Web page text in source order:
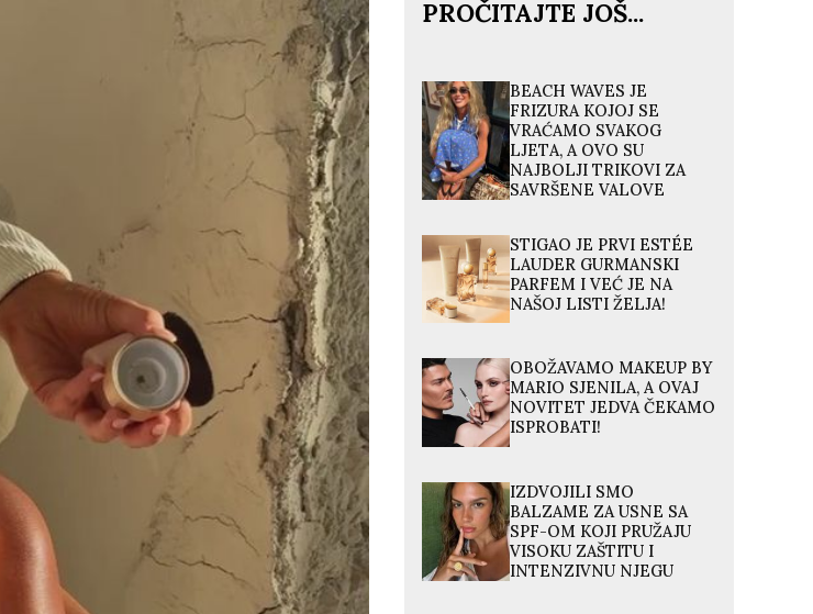
PROČITAJTE JOŠ...
BEACH WAVES JE
FRIZURA KOJOJ SE
VRAĆAMO SVAKOG
LJETA, A OVO SU
NAJBOLJI TRIKOVI ZA
SAVRŠENE VALOVE
STIGAO JE PRVI ESTÉE
LAUDER GURMANSKI
PARFEM I VEĆ JE NA
NAŠOJ LISTI ŽELJA!
OBOŽAVAMO MAKEUP BY
MARIO SJENILA, A OVAJ
NOVITET JEDVA ČEKAMO
ISPROBATI!
IZDVOJILI SMO
BALZAME ZA USNE SA
SPF-OM KOJI PRUŽAJU
VISOKU ZAŠTITU I
INTENZIVNU NJEGU